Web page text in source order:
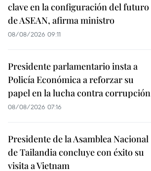
clave en la configuración del futuro
de ASEAN, afirma ministro
08/08/2026 09:11
Presidente parlamentario insta a
Policía Económica a reforzar su
papel en la lucha contra corrupción
08/08/2026 07:16
Presidente de la Asamblea Nacional
de Tailandia concluye con éxito su
visita a Vietnam